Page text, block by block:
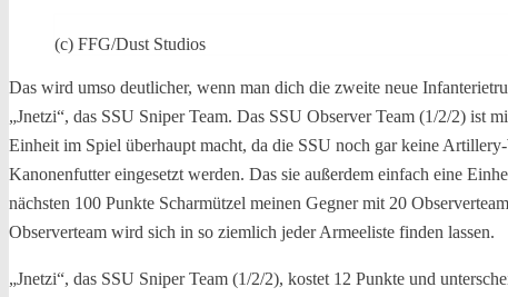
(c) FFG/Dust Studios
Das wird umso deutlicher, wenn man dich die zweite neue
„Jnetzi“, das SSU Sniper Team. Das SSU Observer Team (1/2/2)
Einheit im Spiel überhaupt macht, da die SSU noch gar keine
Kanonenfutter eingesetzt werden. Das sie außerdem einfach eine
nächsten 100 Punkte Scharmützel meinen Gegner mit 20
Observerteam wird sich in so ziemlich jeder Armeeliste finden lassen.
„Jnetzi“, das SSU Sniper Team (1/2/2), kostet 12 Punkte und